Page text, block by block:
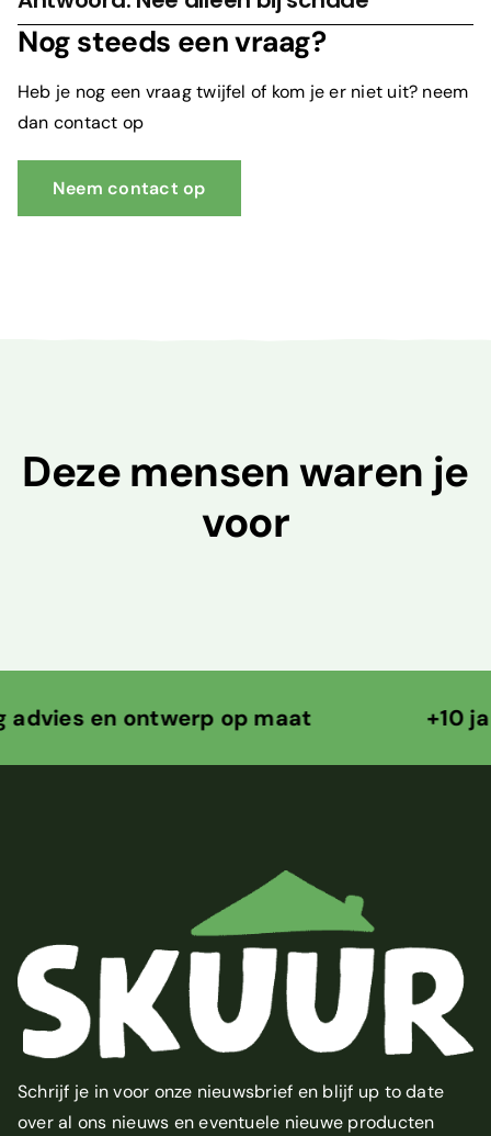
Nog steeds een vraag?
Heb je nog een vraag twijfel of kom je er niet uit? neem
dan contact op
Neem contact op
Deze mensen waren je
voor
op maat +10 jaar
Schrijf je in voor onze nieuwsbrief en blijf up to date
over al ons nieuws en eventuele nieuwe producten